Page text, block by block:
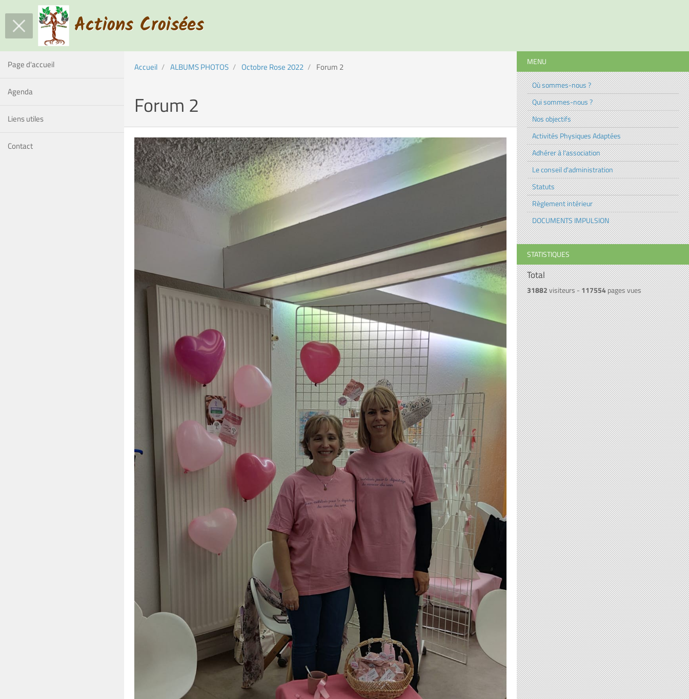
Actions Croisées
Page d'accueil
Agenda
Liens utiles
Contact
Accueil ALBUMS PHOTOS Octobre Rose 2022 Forum 2
Forum 2
MENU
Où sommes-nous ?
Qui sommes-nous ?
Nos objectifs
Activités Physiques Adaptées
Adhérer à l'association
Le conseil d'administration
Statuts
Règlement intérieur
DOCUMENTS IMPULSION
STATISTIQUES
Total
31882visiteurs -117554pages vues